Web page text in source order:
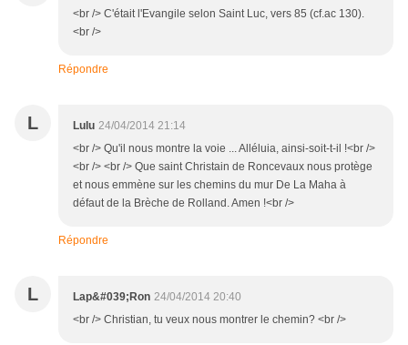
<br /> C'était l'Evangile selon Saint Luc, vers 85 (cf.ac 130).
<br />
Répondre
L Lulu 24/04/2014 21:14
<br /> Qu'il nous montre la voie ... Alléluia, ainsi-soit-t-il !<br />
<br /> <br /> Que saint Christain de Roncevaux nous protège
et nous emmène sur les chemins du mur De La Maha à
défaut de la Brèche de Rolland. Amen !<br />
Répondre
L Lap&#039;Ron 24/04/2014 20:40
<br /> Christian, tu veux nous montrer le chemin? <br />